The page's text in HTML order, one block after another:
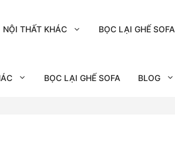
NỘI THẤT KHÁC BỌC LẠI GHẾ SOFA
BỌC LẠI GHẾ SOFA BLOG